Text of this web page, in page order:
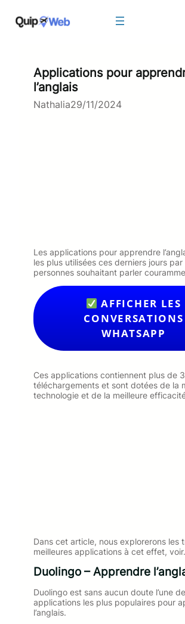
Applications pour
l’anglais
Nathalia29/11/2024
Les applications pour apprendre
les plus utilisées ces derniers jours par
personnes souhaitant parler
AFFICHER LES
CONVERSATIONS
WHATSAPP
Ces applications contiennent plus de
téléchargements et sont dotées de la
technologie et de la meilleure
Dans cet article, nous explorerons les
meilleures applications à cet effet,
Duolingo – Apprendre
Duolingo est sans aucun doute l’une
applications les plus populaires pour
l’anglais.